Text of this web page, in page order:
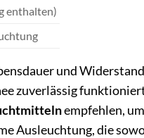
enthalten)
und
zuverlässig
empfehlen,
Ausleuchtung, die